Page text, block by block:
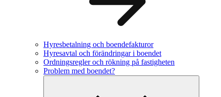
Hyresbetalning och boendefakturor
Hyresavtal och förändringar i boendet
Ordningsregler och rökning på fastigheten
Problem med boendet?